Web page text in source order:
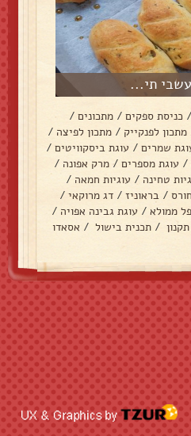
תי...
/ כניסת ספקים / מתכונים /
מתכון לפנקייק / מתכון לפיצה /
שמרים / עוגת ביסקוויטים /
/ עוגת מספרים / מרק אפונה /
טחינה / עוגיות חמאה /
/ בראוניז / דג מרוקאי /
ממולא / עוגת גבינה אפויה /
/ תכנית בישול / אסאדו